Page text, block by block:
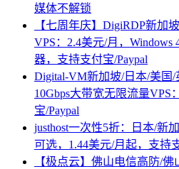
媒体不解锁
【七周年庆】DigiRDP新加
VPS：2.4美元/月，
器，支持支付宝/Paypal
Digital-VM新加坡/日本/美国
10Gbps大带宽无限流量VPS
宝/Paypal
justhost一次性5折：日本/新
可选，1.44美元/月起，支持
【极点云】佛山电信高防/